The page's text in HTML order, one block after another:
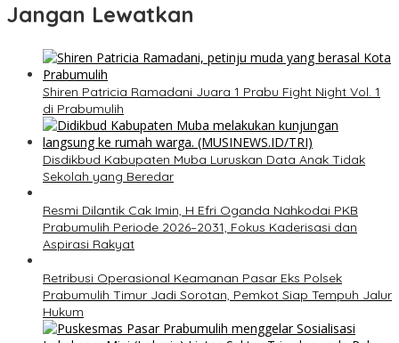
Jangan Lewatkan
Shiren Patricia Ramadani Juara 1 Prabu Fight Night Vol. 1
di Prabumulih
Disdikbud Kabupaten Muba Luruskan Data Anak Tidak
Sekolah yang Beredar
Resmi Dilantik Cak Imin, H Efri Oganda Nahkodai PKB
Prabumulih Periode 2026–2031, Fokus Kaderisasi dan
Aspirasi Rakyat
Retribusi Operasional Keamanan Pasar Eks Polsek
Prabumulih Timur Jadi Sorotan, Pemkot Siap Tempuh Jalur
Hukum